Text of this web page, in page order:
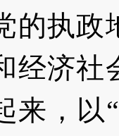
的执政
经济社
来，以